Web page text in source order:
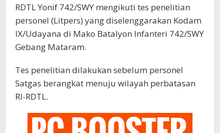
RDTL Yonif 742/SWY mengikuti tes penelitian
personel (Litpers) yang diselenggarakan Kodam
IX/Udayana di Mako Batalyon Infanteri 742/SWY
Gebang Mataram.
Tes penelitian dilakukan sebelum personel
Satgas berangkat menuju wilayah perbatasan
RI-RDTL.